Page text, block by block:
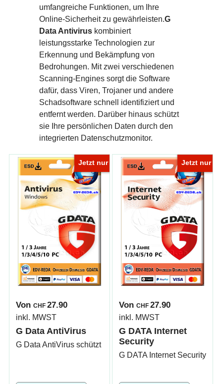
umfangreiche Funktionen, um Ihre
Online-Sicherheit zu gewährleisten.G
Data Antivirus kombiniert
leistungsstarke Technologien zur
Erkennung und Bekämpfung von
Bedrohungen. Mit zwei verschiedenen
Scanning-Engines sorgt die Software
dafür, dass Viren, Trojaner und andere
Schadsoftware schnell identifiziert und
entfernt werden. Darüber hinaus schützt
sie Ihre persönlichen Daten durch den
integrierten Datenschutzmonitor.
Jetzt nur
Von CHF 27.90
inkl. MWST
G Data AntiVirus
G Data AntiVirus schützt Ihre Geräte zuverlässig vor
Jetzt nur
Von CHF 27.90
inkl. MWST
G DATA Internet
Security
G DATA Internet Security ist